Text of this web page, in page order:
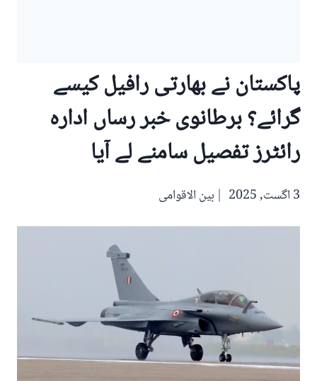
پاکستان نے بھارتی رافیل کیسے
گرائے؟ برطانوی خبر رساں ادارہ
رائٹرز تفصیل سامنے لے آیا
3 اگست, 2025 بین الاقوامی